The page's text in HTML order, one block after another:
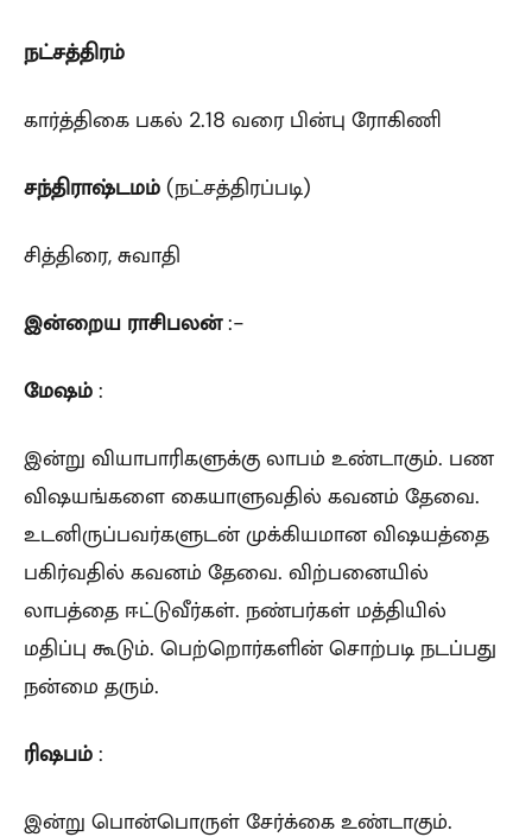
நட்சத்திரம்
கார்த்திகை பகல் 2.18 வரை பின்பு ரோகிணி
சந்திராஷ்டமம் (நட்சத்திரப்படி)
சித்திரை, சுவாதி
இன்றைய ராசிபலன்:-
மேஷம் :
இன்று வியாபாரிகளுக்கு லாபம் உண்டாகும். பண
விஷயங்களை கையாளுவதில் கவனம் தேவை.
உடனிருப்பவர்களுடன் முக்கியமான விஷயத்தை
பகிர்வதில் கவனம் தேவை. விற்பனையில்
லாபத்தை ஈட்டுவீர்கள். நண்பர்கள் மத்தியில்
மதிப்பு கூடும். பெற்றொர்களின் சொற்படி நடப்பது
நன்மை தரும்.
ரிஷபம் :
இன்று பொன்பொருள் சேர்க்கை உண்டாகும்.